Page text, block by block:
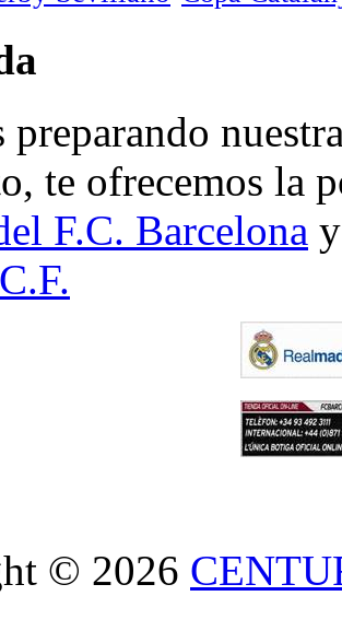
preparando
te ofrecemos la
F.C. Barcelona
© 2026